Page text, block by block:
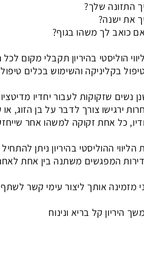
התזונה שלך?
את ישנה?
כואב לך משהו בגוף?
הוליסטי בהיריון תקבלי מקום
בקליניקה והשימוש בכלים
נשים שזקוקות לעבור יחדיו
ירגישו צורך לדבר על בן הזוג,
כל אחת זקוקה למשהו אחר
הליווי ההוליסטי בהיריון ניתן
המפגשים משתנה בין אחת
מזמינה אותך ליצור עימי קשר
היריון קל בריא ונינוח